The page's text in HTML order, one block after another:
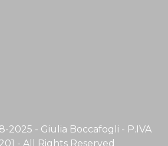
2025 - Giulia Boccafogli - P.IVA
- All Rights Reserved